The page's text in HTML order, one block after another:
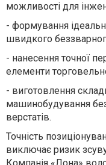
можливості для
- формування
швидкого
- нанесення точної
елементи
- виготовлення
машинобудування
верстатів.
Точність
виключає ризик